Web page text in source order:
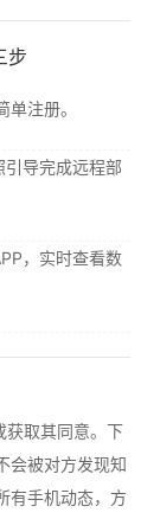
步
单注册。
引导完成远程部
，实时查看数
获取其同意。下
会被对方发现知
有手机动态，方